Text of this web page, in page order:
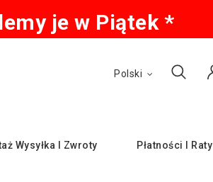
je w Piątek *
Polski
Wysyłka I Zwroty Płatności I Raty